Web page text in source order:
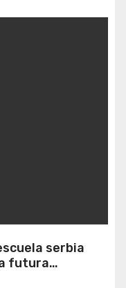
serbia
futura